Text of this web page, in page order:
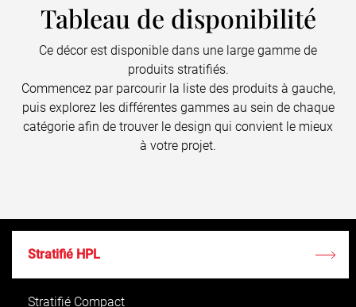
Tableau de disponibilité
Ce décor est disponible dans une large gamme de
produits stratifiés.
Commencez par parcourir la liste des produits à gauche,
puis explorez les différentes gammes au sein de chaque
catégorie afin de trouver le design qui convient le mieux
à votre projet.
Stratifié HPL
Stratifié Compact